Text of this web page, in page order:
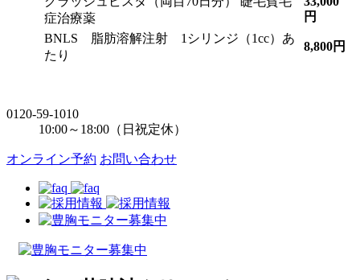
症治療薬
円
BNLS 脂肪溶解注射 1シリンジ（1cc）あ
たり
8,800円
0120-59-1010
10:00～18:00（日祝定休）
オンライン予約 お問い合わせ